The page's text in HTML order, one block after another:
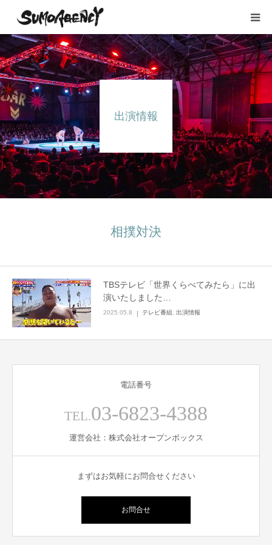
出演情報
相撲対決
TBSテレビ「世界くらべてみたら」に出
演いたしました…
2025.05.8 テレビ番組 出演情報
電話番号
TEL.03-6823-4388
運営会社：株式会社オープンボックス
まずはお気軽にお問合せください
お問合せ
HOME
所属タレント
出演情報
YouTube
会社概要
English